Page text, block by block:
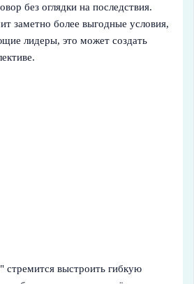
без оглядки на последствия.
заметно более выгодные условия,
лидеры, это может создать
выстроить гибкую